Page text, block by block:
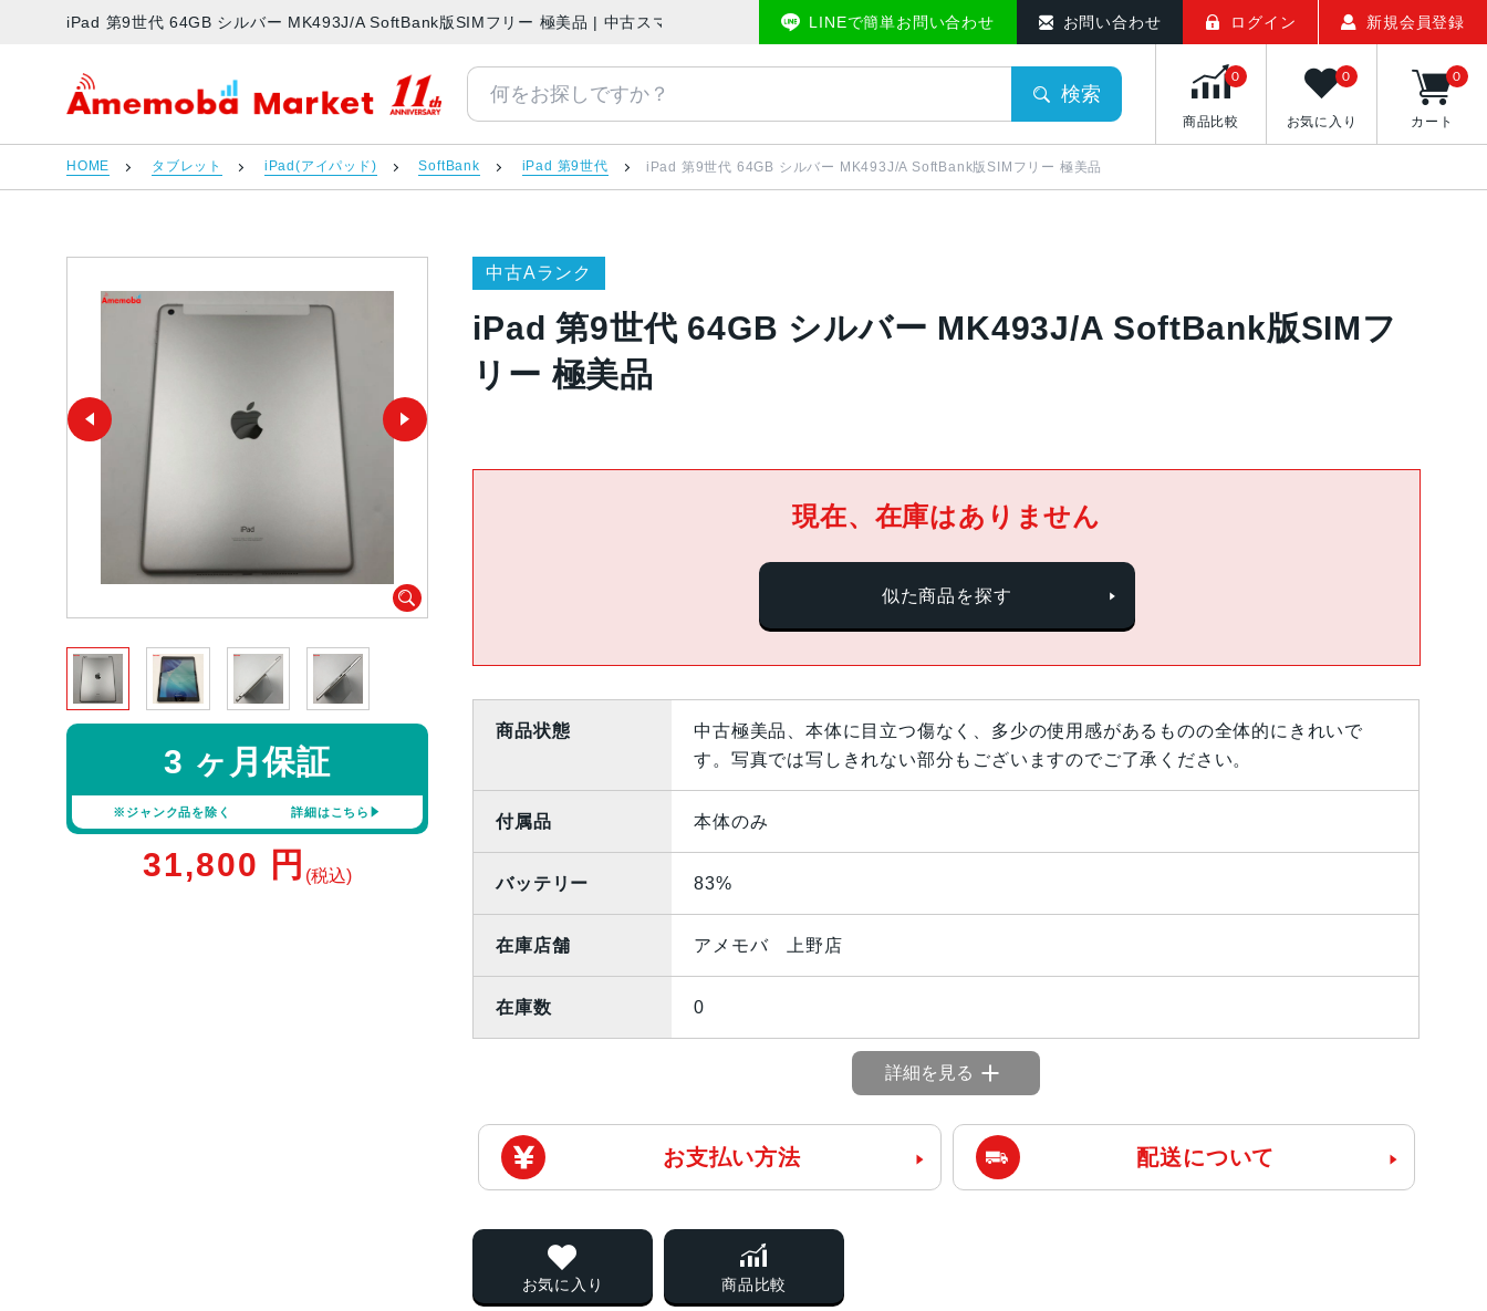
iPad 第9世代 64GB シルバー MK493J/A SoftBank版SIMフリー 極美品 | 中古スマホ販売のアメモバマーケットLINEで簡単お問い合わせ お問い合わせ ログイン 新規会員登録
アメモバマーケット
検索
商品比較
0
お気に入り
0
カート
0
HOME タブレット iPad(アイパッド) SoftBank iPad 第9世代 iPad 第9世代 64GB シルバー MK493J/A SoftBank版SIMフリー 極美品
中古Aランク
iPad 第9世代 64GB シルバー MK493J/A SoftBank版SIMフ
リー 極美品
3 ヶ月保証
※ジャンク品を除く 詳細はこちら
31,800 円 (税込)
現在、在庫はありません
似た商品を探す
商品状態
中古極美品、本体に目立つ傷なく、多少の使用感があるものの全体的にきれいで
す。写真では写しきれない部分もございますのでご了承ください。
付属品 本体のみ
バッテリー 83%
在庫店舗 アメモバ 上野店
在庫数 0
詳細を見る
お支払い方法 配送について
お気に入り 商品比較